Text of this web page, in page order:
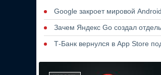
Google закроет мировой
Зачем Яндекс Go создал
Т-Банк вернулся в App Store